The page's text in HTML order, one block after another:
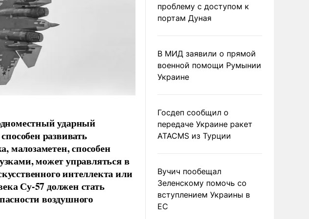
ударный
развивать
малозаметен, способен
может управляться в
интеллекта или
Су-57 должен стать
воздушного
проблему с доступом к
портам Дуная
В МИД заявили о прямой
военной помощи Румынии
Украине
Госдеп сообщил о
передаче Украине ракет
ATACMS из Турции
Вучич пообещал
Зеленскому помочь со
вступлением Украины в
ЕС